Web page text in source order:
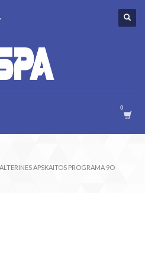
APSKAITOS PROGRAMA 9O